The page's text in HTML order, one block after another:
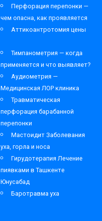
Перфорация перепонки —
чем опасна, как проявляется
Аттикоантротомия цены
Тимпанометрия — когда
применяется и что выявляет?
Аудиометрия —
Медицинская ЛОР клиника
Травматическая
перфорация барабанной
перепонки
Мастоидит Заболевания
уха, горла и носа
Гирудотерапия Лечение
пиявками в Ташкенте
Юнусабад
Баротравма уха